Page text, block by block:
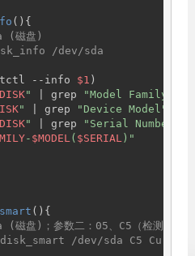
(){
(磁盘)
/dev/sda
--info
$1 )
" | grep "Model Family"
" | grep "Device Model"
" | grep "Serial Number"
- $MODEL( $SERIAL)"
(){
盘)；参数二：05、C5（检测值）；
/dev/sda C5